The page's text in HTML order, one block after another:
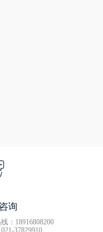
询
：18916808200
37829910